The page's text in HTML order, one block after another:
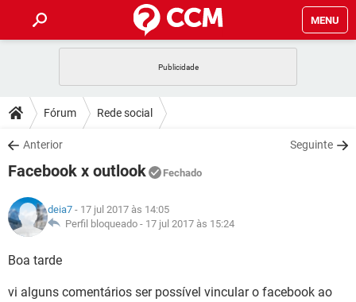
MENU
CELULAR
OUTLOOK
INSTAGRAM GMAIL
GUIA DE COMPRAS
DICAS
JOGOS
INSTAGRAM
GUIA DE COMPRAS
DOWNLOADS
JOGOS WHATSAPP
CELULAR
OUTLOOK EXCEL
INSTAGRAM
JOGOS
CELULAR
OUTLOOK
INSTAGRAM GMAIL
GLOSSÁRIO
Fórum Rede social
Anterior Seguinte
Facebook x outlook Fechado
deia7 - 17 jul 2017 às 14:05
Perfil bloqueado - 17 jul 2017 às 15:24
Boa tarde
vi alguns comentários ser possível vincular o facebook ao